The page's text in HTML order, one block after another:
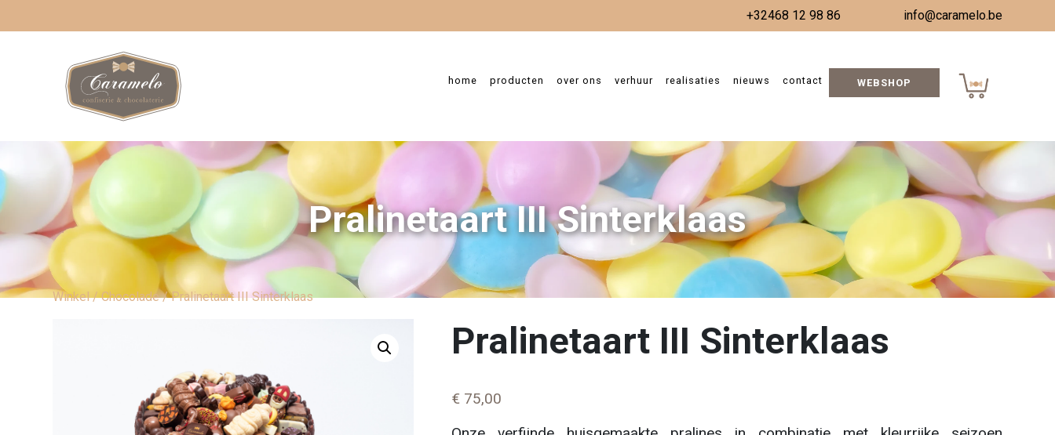
+32468 12 98 86 info@caramelo.be
home producten over ons verhuur realisaties nieuws contact WEBSHOP
Pralinetaart III Sinterklaas
Winkel/Chocolade/ Pralinetaart III Sinterklaas
Pralinetaart III Sinterklaas
€ 75,00